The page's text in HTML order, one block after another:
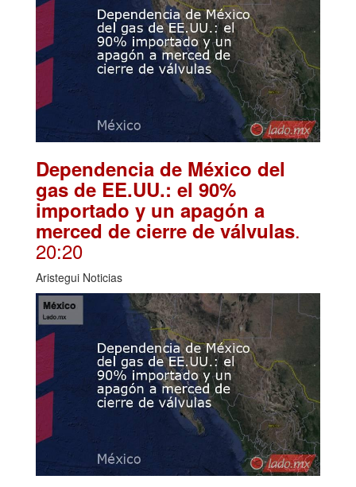
Dependencia de México del
gas de EE.UU.: el 90%
importado y un apagón a
merced de cierre de válvulas.
20:20
Aristegui Noticias